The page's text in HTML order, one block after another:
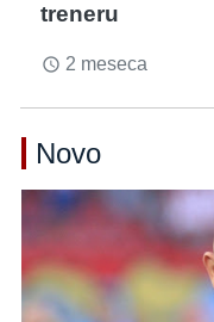
treneru
access_time 2 meseca
Novo